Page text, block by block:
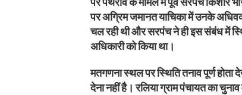
पर अग्रिम जमानत याचिका में उनके
चल रही थी और सरपंच ने ही इस संबंध में
अधिकारी को किया था।
मतगणना स्थल पर स्थिति तनाव पूर्ण
देना नहीं है। रलिया ग्राम पंचायत का